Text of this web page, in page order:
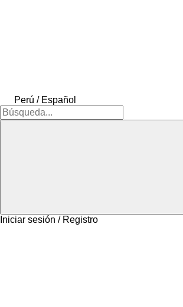
Perú / Español
Iniciar sesión / Registro